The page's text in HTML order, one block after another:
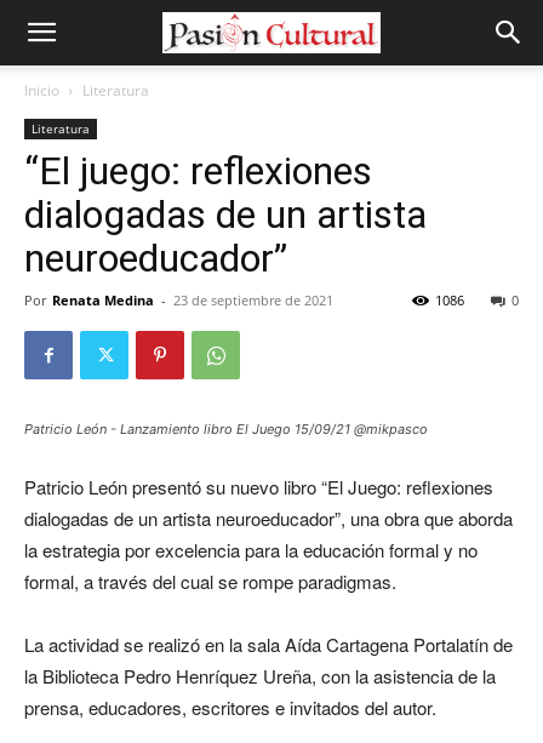
Inicio Literatura
Literatura
“El juego: reflexiones
dialogadas de un artista
neuroeducador”
Por Renata Medina - 23 de septiembre de 2021 0
1086
Patricio León - Lanzamiento libro El Juego 15/09/21 @mikpasco
Patricio León presentó su nuevo libro “El Juego: reflexiones
dialogadas de un artista neuroeducador”, una obra que aborda
la estrategia por excelencia para la educación formal y no
formal, a través del cual se rompe paradigmas.
La actividad se realizó en la sala Aída Cartagena Portalatín de
la Biblioteca Pedro Henríquez Ureña, con la asistencia de la
prensa, educadores, escritores e invitados del autor.